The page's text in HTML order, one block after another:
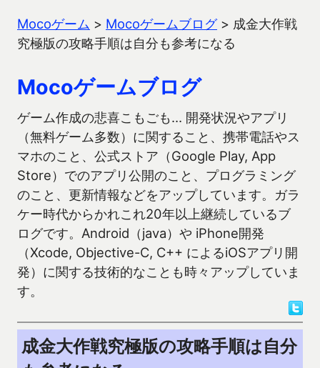
Mocoゲーム > Mocoゲームブログ> 成金大作戦
究極版の攻略手順は自分も参考になる
Mocoゲームブログ
ゲーム作成の悲喜こもごも… 開発状況やアプリ
（無料ゲーム多数）に関すること、携帯電話やス
マホのこと、公式ストア（Google Play, App
Store）でのアプリ公開のこと、プログラミング
のこと、更新情報などをアップしています。ガラ
ケー時代からかれこれ20年以上継続しているブ
ログです。Android（java）や iPhone開発
（Xcode, Objective-C, C++ によるiOSアプリ開
発）に関する技術的なことも時々アップしていま
す。
成金大作戦究極版の攻略手順は自分